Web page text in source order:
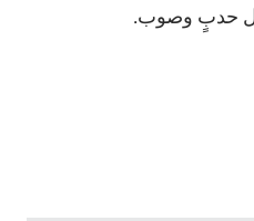
كل حدبٍ وصوب.